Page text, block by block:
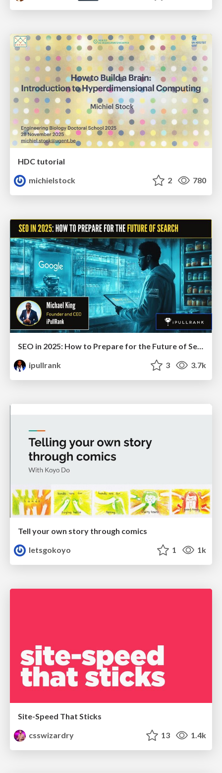
HDC tutorial
michielstock
2 780
SEO in 2025: How to Prepare for the Future of Search
ipullrank
3 3.7k
Tell your own story through comics
letsgokoyo
1 1k
Site-Speed That Sticks
csswizardry
13 1.4k